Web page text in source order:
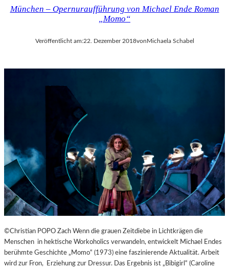
München – Opernuraufführung von Michael Ende Roman
„Momo“
Veröffentlicht am:22. Dezember 2018von Michaela Schabel
©Christian POPO Zach Wenn die grauen Zeitdiebe in Lichtkrägen die
Menschen in hektische Workoholics verwandeln, entwickelt Michael Endes
berühmte Geschichte „Momo“ (1973) eine faszinierende Aktualität. Arbeit
wird zur Fron, Erziehung zur Dressur. Das Ergebnis ist „Bibigirl“ (Caroline